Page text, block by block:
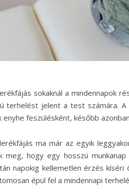
sokaknál a mindennapok
terhelést jelent a test számára. A
enyhe feszülésként, később
ma már az egyik
meg, hogy egy hosszú
napokig kellemetlen érzés kíséri
épül fel a mindennapi